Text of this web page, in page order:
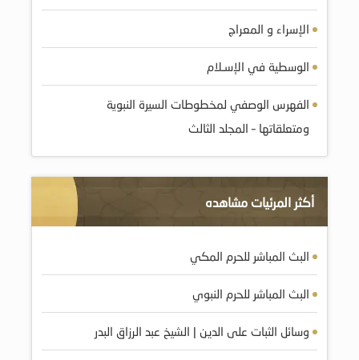
الإسراء و المعراج
الوسطية في الإسـلام
الفهرس الوصفي لمخطوطات السيرة النبوية
ومتعلقاتها – المجلد الثالث
أكثر المرئيات مشاهده
البث المباشر للحرم المكي
البث المباشر للحرم النبوي
وسائل الثبات على الدين | الشيخ عبد الرزاق البدر